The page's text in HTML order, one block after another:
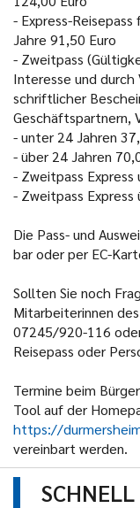
- Express-
Jahre 91,50 Euro
- Zweitpass
Interesse und durch
schriftlicher
Geschäftspartnern,
- unter 24 Jahren
- über 24 Jahren
- Zweitpass
- Zweitpass Express
Die Pass- und
bar oder per EC-
Sollten Sie noch
Mitarbeiterinnen
07245/920-116
Reisepass oder
Termine beim
Tool auf der
https://
vereinbart werden.